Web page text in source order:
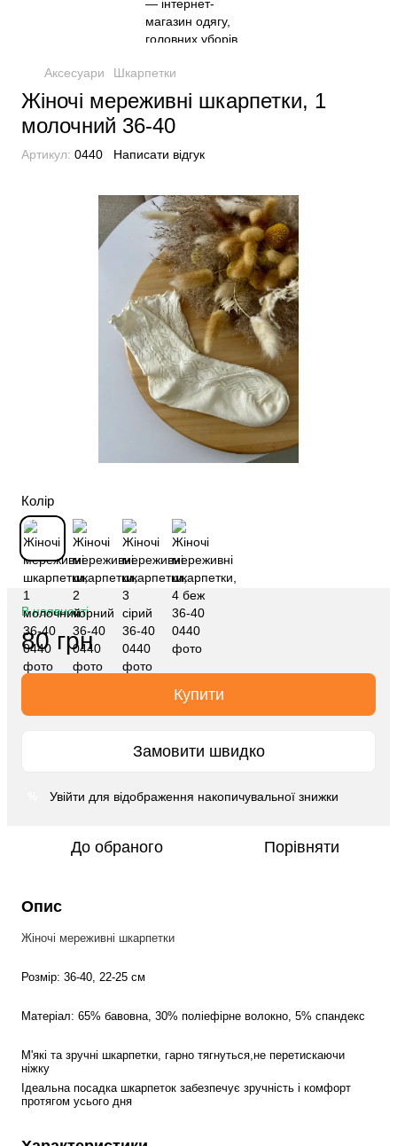
Аксесуари Шкарпетки
Жіночі мереживні шкарпетки, 1
молочний 36-40
Артикул: 0440 Написати відгук
Колір
В наявності
80 грн
Купити
Замовити швидко
Увійти для відображення накопичувальної знижки
До обраного Порівняти
Опис
Жіночі мереживні шкарпетки
Розмір: 36-40, 22-25 см
Матеріал: 65% бавовна, 30% поліефірне волокно, 5% спандекс
М'які та зручні шкарпетки, гарно тягнуться,не перетискаючи
ніжку
Ідеальна посадка шкарпеток забезпечує зручність і комфорт
протягом усього дня